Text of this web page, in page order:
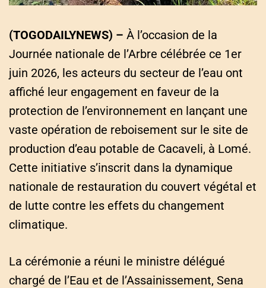
(TOGODAILYNEWS) – À l’occasion de la
Journée nationale de l’Arbre célébrée ce 1er
juin 2026, les acteurs du secteur de l’eau ont
affiché leur engagement en faveur de la
protection de l’environnement en lançant une
vaste opération de reboisement sur le site de
production d’eau potable de Cacaveli, à Lomé.
Cette initiative s’inscrit dans la dynamique
nationale de restauration du couvert végétal et
de lutte contre les effets du changement
climatique.
La cérémonie a réuni le ministre délégué
chargé de l’Eau et de l’Assainissement, Sena